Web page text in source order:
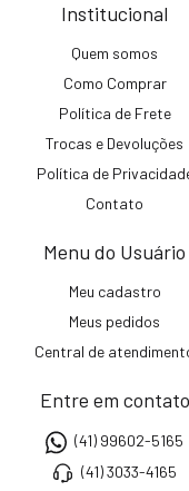
Institucional
Quem somos
Como Comprar
Política de Frete
Trocas e Devoluções
Política de
Contato
Menu do Usuário
Meu cadastro
Meus pedidos
Central de
Entre em contato
(41) 99602-5165
(41) 3033-4165